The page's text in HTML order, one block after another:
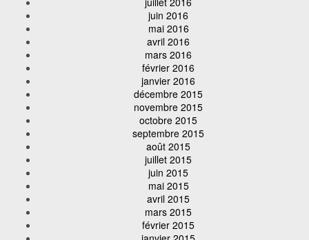
juin 2016
mai 2016
avril 2016
mars 2016
février 2016
janvier 2016
décembre 2015
novembre 2015
octobre 2015
septembre 2015
août 2015
juillet 2015
juin 2015
mai 2015
avril 2015
mars 2015
février 2015